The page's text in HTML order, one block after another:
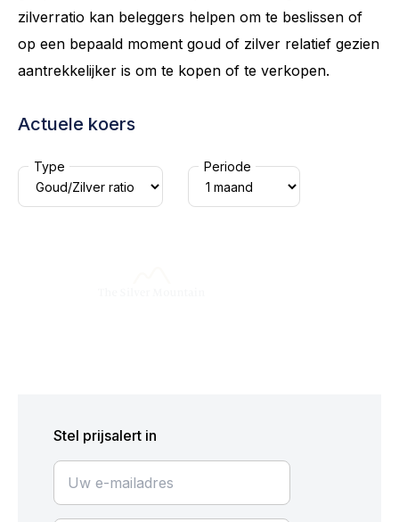
zilverratio kan beleggers helpen om te beslissen of
op een bepaald moment goud of zilver relatief gezien
aantrekkelijker is om te kopen of te verkopen.
Actuele koers
Type Periode
Stel prijsalert in